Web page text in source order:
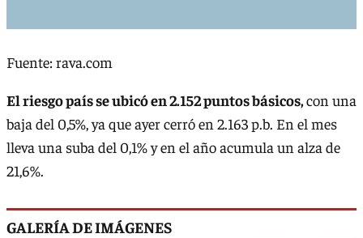
Fuente: rava.com
El riesgo país se ubicó en 2.152 puntos básicos,con una
baja del 0,5%, ya que ayer cerró en 2.163 p.b. En el mes
lleva una suba del 0,1% y en el año acumula un alza de
21,6%.
GALERÍA DE IMÁGENES